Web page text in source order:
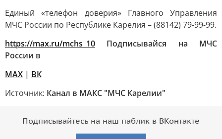
Единый «телефон доверия» Главного Управления
МЧС России по Республике Карелия – (88142) 79-99-99.
https://max.ru/mchs_10 Подписывайся на МЧС
России в
MAX | ВК
Источник: Канал в МАКС "МЧС Карелии"
Подписывайтесь на наш паблик в ВКонтакте